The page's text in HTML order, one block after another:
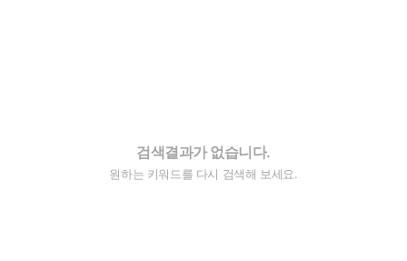
검색결과가 없습니다.
원하는 키워드를 다시 검색해 보세요.